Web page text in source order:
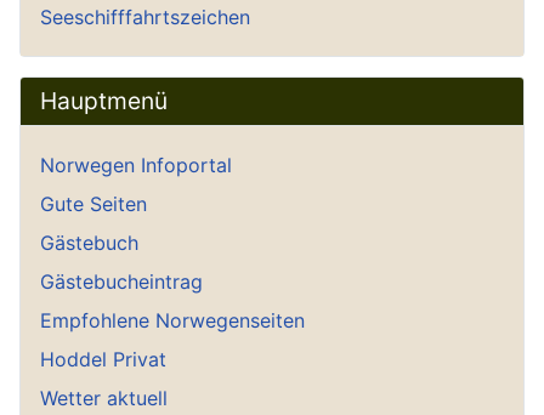
Seeschifffahrtszeichen
Hauptmenü
Norwegen Infoportal
Gute Seiten
Gästebuch
Gästebucheintrag
Empfohlene Norwegenseiten
Hoddel Privat
Wetter aktuell